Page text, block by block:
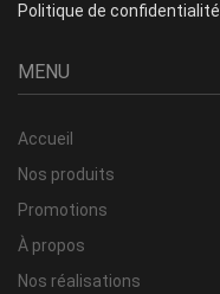
Politique de confidentialité
MENU
Accueil
Nos produits
Promotions
À propos
Nos réalisations